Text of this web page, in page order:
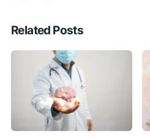
Related Posts